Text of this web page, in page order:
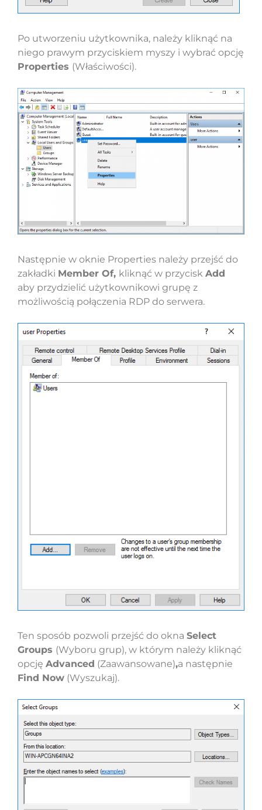
Po utworzeniu użytkownika, należy kliknąć na
niego prawym przyciskiem myszy i wybrać opcję
Properties (Właściwości).
Następnie w oknie Properties należy przejść do
zakładki Member Of, kliknąć w przycisk Add
aby przydzielić użytkownikowi grupę z
możliwością połączenia RDP do serwera.
Ten sposób pozwoli przejść do okna Select
Groups (Wyboru grup), w którym należy kliknąć
opcję Advanced (Zaawansowane),a następnie
Find Now (Wyszukaj).